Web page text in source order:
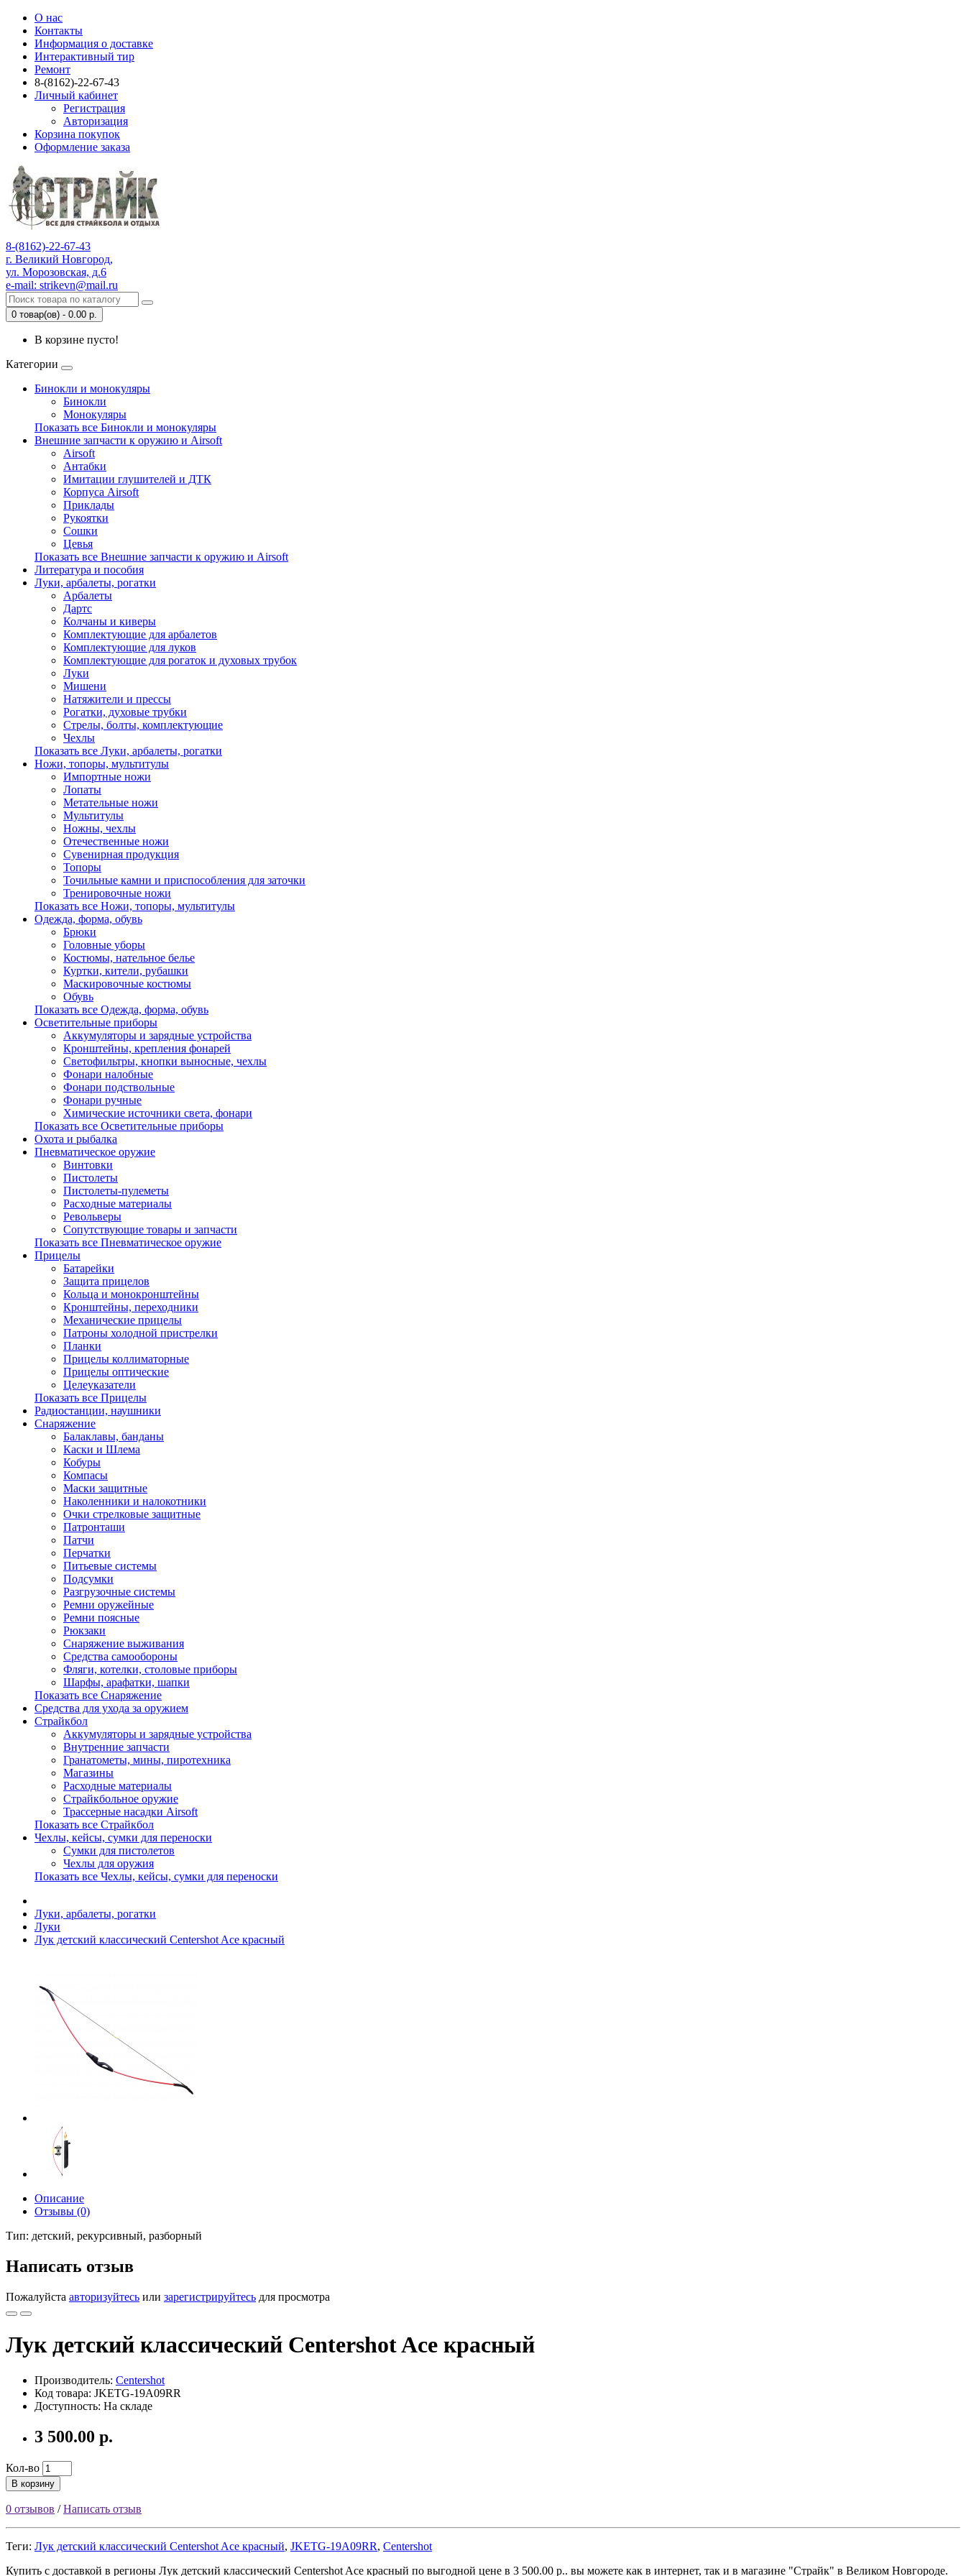
О нас
Контакты
Информация о доставке
Интерактивный тир
Ремонт
8-(8162)-22-67-43
Личный кабинет
Регистрация
Авторизация
Корзина покупок
Оформление заказа
8-(8162)-22-67-43
г. Великий Новгород,
ул. Морозовская, д.6
e-mail: strikevn@mail.ru
0 товар(ов) - 0.00 р.
В корзине пусто!
Категории
Бинокли и монокуляры
Бинокли
Монокуляры
Показать все Бинокли и монокуляры
Внешние запчасти к оружию и Airsoft
Airsoft
Антабки
Имитации глушителей и ДТК
Корпуса Airsoft
Приклады
Рукоятки
Сошки
Цевья
Показать все Внешние запчасти к оружию и Airsoft
Литература и пособия
Луки, арбалеты, рогатки
Арбалеты
Дартс
Колчаны и киверы
Комплектующие для арбалетов
Комплектующие для луков
Комплектующие для рогаток и духовых трубок
Луки
Мишени
Натяжители и прессы
Рогатки, духовые трубки
Стрелы, болты, комплектующие
Чехлы
Показать все Луки, арбалеты, рогатки
Ножи, топоры, мультитулы
Импортные ножи
Лопаты
Метательные ножи
Мультитулы
Ножны, чехлы
Отечественные ножи
Сувенирная продукция
Топоры
Точильные камни и приспособления для заточки
Тренировочные ножи
Показать все Ножи, топоры, мультитулы
Одежда, форма, обувь
Брюки
Головные уборы
Костюмы, нательное белье
Куртки, кители, рубашки
Маскировочные костюмы
Обувь
Показать все Одежда, форма, обувь
Осветительные приборы
Аккумуляторы и зарядные устройства
Кронштейны, крепления фонарей
Светофильтры, кнопки выносные, чехлы
Фонари налобные
Фонари подствольные
Фонари ручные
Химические источники света, фонари
Показать все Осветительные приборы
Охота и рыбалка
Пневматическое оружие
Винтовки
Пистолеты
Пистолеты-пулеметы
Расходные материалы
Револьверы
Сопутствующие товары и запчасти
Показать все Пневматическое оружие
Прицелы
Батарейки
Защита прицелов
Кольца и монокронштейны
Кронштейны, переходники
Механические прицелы
Патроны холодной пристрелки
Планки
Прицелы коллиматорные
Прицелы оптические
Целеуказатели
Показать все Прицелы
Радиостанции, наушники
Снаряжение
Балаклавы, банданы
Каски и Шлема
Кобуры
Компасы
Маски защитные
Наколенники и налокотники
Очки стрелковые защитные
Патронташи
Патчи
Перчатки
Питьевые системы
Подсумки
Разгрузочные системы
Ремни оружейные
Ремни поясные
Рюкзаки
Снаряжение выживания
Средства самообороны
Фляги, котелки, столовые приборы
Шарфы, арафатки, шапки
Показать все Снаряжение
Средства для ухода за оружием
Страйкбол
Аккумуляторы и зарядные устройства
Внутренние запчасти
Гранатометы, мины, пиротехника
Магазины
Расходные материалы
Страйкбольное оружие
Трассерные насадки Airsoft
Показать все Страйкбол
Чехлы, кейсы, сумки для переноски
Сумки для пистолетов
Чехлы для оружия
Показать все Чехлы, кейсы, сумки для переноски
Луки, арбалеты, рогатки
Луки
Лук детский классический Centershot Ace красный
Описание
Отзывы (0)
Тип: детский, рекурсивный, разборный
Написать отзыв
Пожалуйста авторизуйтесь или зарегистрируйтесь для просмотра
Лук детский классический Centershot Ace красный
Производитель: Centershot
Код товара: JKETG-19A09RR
Доступность: На складе
3 500.00 р.
Кол-во
В корзину
0 отзывов /Написать отзыв
Теги: Лук детский классический Centershot Ace красный, JKETG-19A09RR, Centershot
Купить с доставкой в регионы Лук детский классический Centershot Ace красный по выгодной цене в 3 500.00 р.. вы можете как в интернет, так и в магазине "Страйк" в Великом Новгороде.